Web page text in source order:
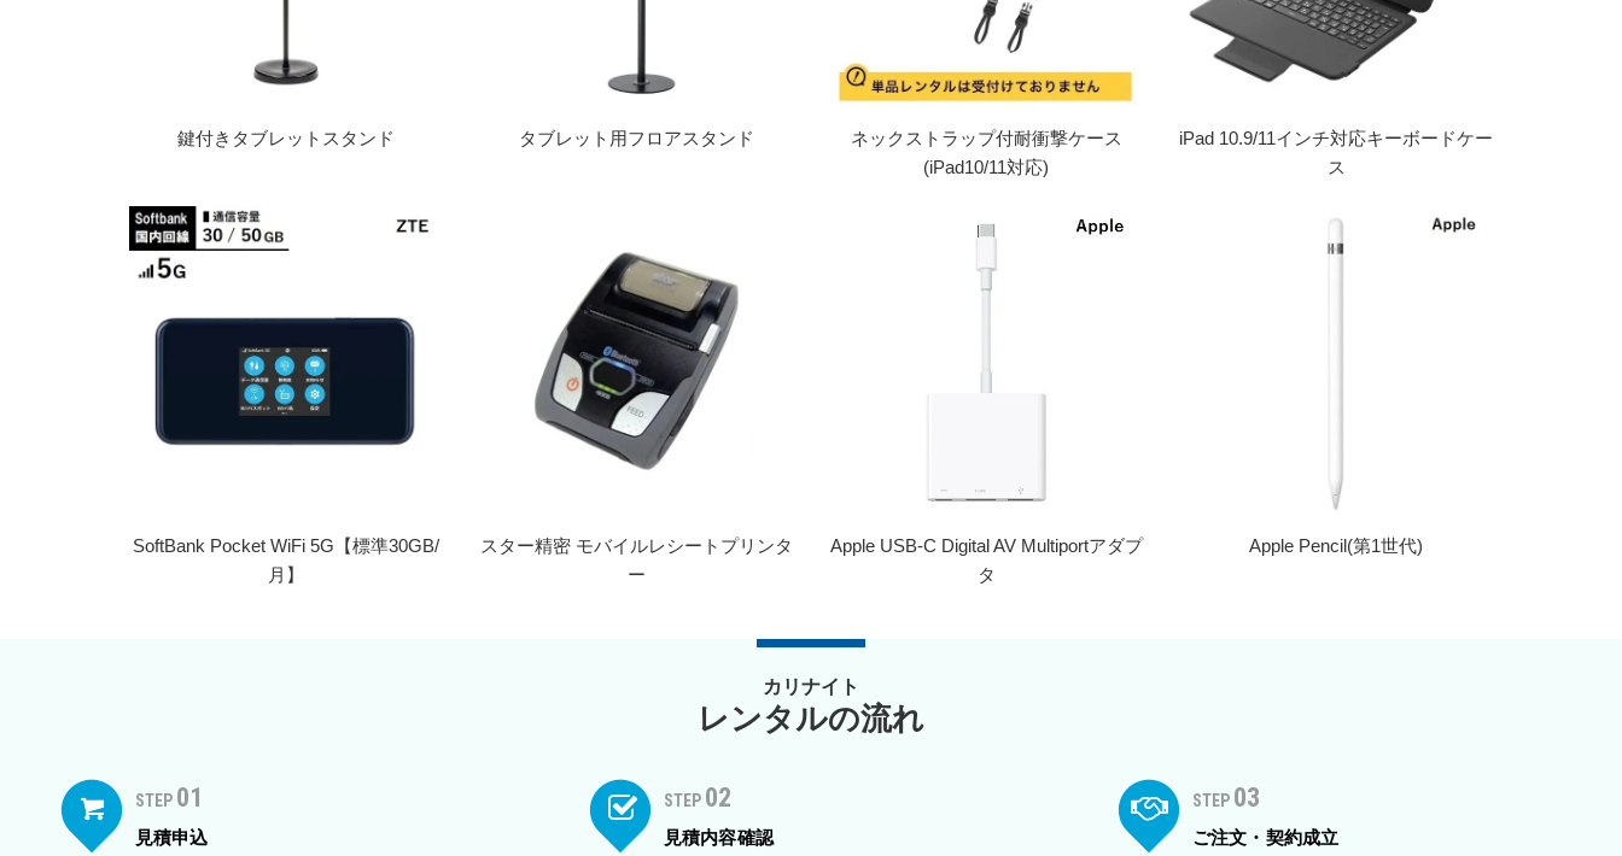
鍵付きタブレットスタンド タブレット用フロアスタンド
ネックストラップ付耐衝撃ケース
(iPad10/11対応)
iPad 10.9/11インチ対応キーボードケー
ス
SoftBank Pocket WiFi 5G【標準30GB/
月】
スター精密 モバイルレシートプリンタ
ー
Apple USB-C Digital AV Multiportアダプ
タ
Apple Pencil(第1世代)
カリナイト
レンタルの流れ
STEP 01
見積申込
STEP 02
見積内容確認
STEP 03
ご注文・契約成立